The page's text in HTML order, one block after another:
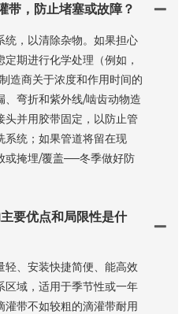
，防止堵塞或故障？
统，以清除杂物。如果担心
期进行化学处理（例如，
造商关于浓度和作用时间的
、弯折和紫外线/啮齿动物造
头并用胶带固定，以防止管
系统；如果管道将留在现
或掩埋/覆盖——冬季做好防
要优点和局限性是什
轻、安装快捷简便、能高效
区域，适用于季节性或一年
灌带不如较粗的滴灌带耐用